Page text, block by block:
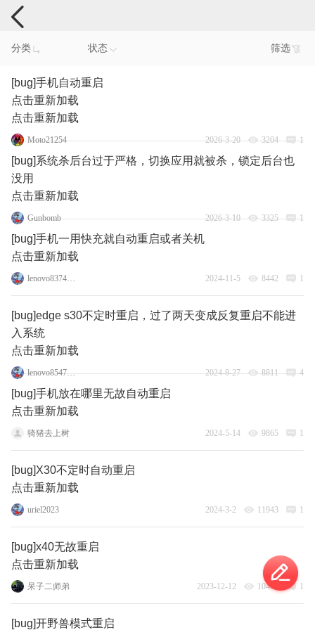
手机反馈
分类 状态 筛选
[bug]手机自动重启
点击重新加载
点击重新加载
Moto21254 2026-3-20 3204 1
[bug]系统杀后台过于严格，切换应用就被杀，锁定后台也
没用
点击重新加载
Gunbomb 2026-3-10 3325 1
[bug]手机一用快充就自动重启或者关机
点击重新加载
lenovo83745069 2024-11-5 8442 1
[bug]edge s30不定时重启，过了两天变成反复重启不能进
入系统
点击重新加载
lenovo85477926 2024-8-27 8811 4
[bug]手机放在哪里无故自动重启
点击重新加载
骑猪去上树 2024-5-14 9865 1
[bug]X30不定时自动重启
点击重新加载
uriel2023 2024-3-2 11943 1
[bug]x40无故重启
点击重新加载
呆子二师弟 2023-12-12 10435 1
[bug]开野兽模式重启